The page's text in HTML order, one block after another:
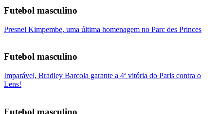
Futebol masculino
Presnel Kimpembe, uma última homenagem no Parc des Princes
Futebol masculino
Imparável, Bradley Barcola garante a 4ª vitória do Paris contra o
Lens!
Futebol masculino